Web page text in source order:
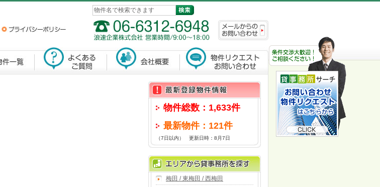
物件総数：1,633件
最新物件：121件
（7日以内） 更新日時：8月7日
梅田 / 東梅田 / 西梅田